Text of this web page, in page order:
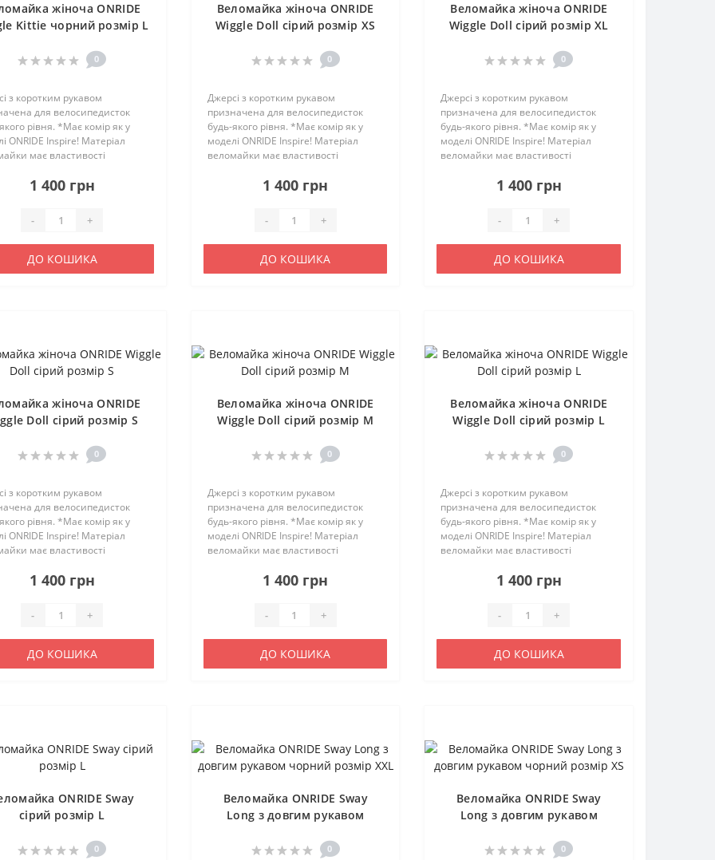
жіноча ONRIDE
Kittie чорний розмір L
0
з коротким рукавом
для велосипедисток
рівня. *Має комір як у
ONRIDE Inspire! Матеріал
має властивості
Веломайка має
1 400 грн
- +
ДО КОШИКА
Веломайка жіноча ONRIDE
Wiggle Doll сірий розмір XS
0
Джерсі з коротким рукавом
призначена для велосипедисток
будь-якого рівня. *Має комір як у
моделі ONRIDE Inspire! Матеріал
веломайки має властивості
висихає. Веломайка має
1 400 грн
- +
ДО КОШИКА
Веломайка жіноча ONRIDE
Wiggle Doll сірий розмір XL
0
Джерсі з коротким рукавом
призначена для велосипедисток
будь-якого рівня. *Має комір як у
моделі ONRIDE Inspire! Матеріал
веломайки має властивості
висихає. Веломайка має
1 400 грн
- +
ДО КОШИКА
жіноча ONRIDE
Doll сірий розмір S
0
з коротким рукавом
для велосипедисток
рівня. *Має комір як у
ONRIDE Inspire! Матеріал
має властивості
Веломайка має
1 400 грн
- +
ДО КОШИКА
Веломайка жіноча ONRIDE
Wiggle Doll сірий розмір M
0
Джерсі з коротким рукавом
призначена для велосипедисток
будь-якого рівня. *Має комір як у
моделі ONRIDE Inspire! Матеріал
веломайки має властивості
висихає. Веломайка має
1 400 грн
- +
ДО КОШИКА
Веломайка жіноча ONRIDE
Wiggle Doll сірий розмір L
0
Джерсі з коротким рукавом
призначена для велосипедисток
будь-якого рівня. *Має комір як у
моделі ONRIDE Inspire! Матеріал
веломайки має властивості
висихає. Веломайка має
1 400 грн
- +
ДО КОШИКА
ONRIDE Sway
сірий розмір L
0
Веломайка ONRIDE Sway
Long з довгим рукавом
0
Веломайка ONRIDE Sway
Long з довгим рукавом
0